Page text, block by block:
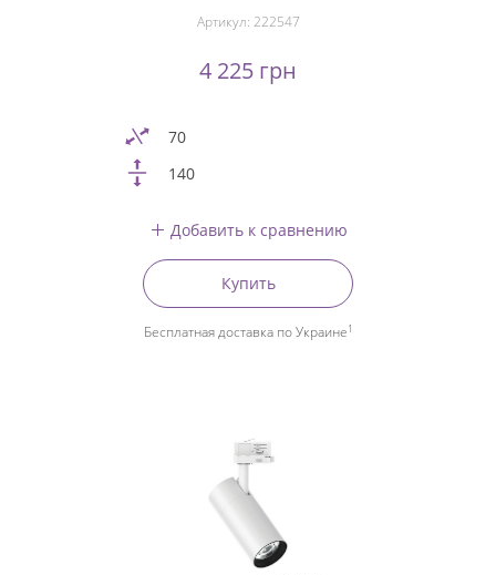
Артикул: 222547
4 225 грн
70
140
Добавить к сравнению
Купить
Бесплатная доставка по Украине1